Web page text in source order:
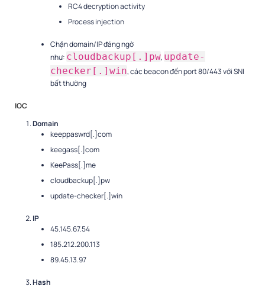
RC4 decryption activity
Process injection
Chặn domain/IP đáng ngờ
như: cloudbackup[.]pw, update-
checker[.]win, các beacon đến port 80/443 với SNI
bất thường
IOC
Domain
keeppaswrd[.]com
keegass[.]com
KeePass[.]me
cloudbackup[.]pw
update-checker[.]win
IP
45.145.67.54
185.212.200.113
89.45.13.97
Hash